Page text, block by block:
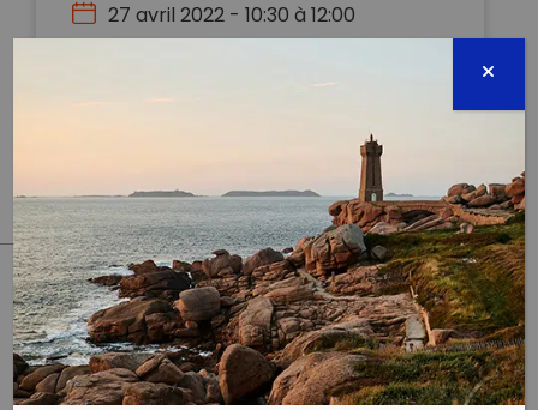
27 avril 2022 - 10:30 à 12:00
0783652582
Association Estuairez-vous
PARTAGER CET ARTICLE:
Partager sur Facebook
Partager sur
Twitter
Envoyer à
un ami
Copy to clipboard